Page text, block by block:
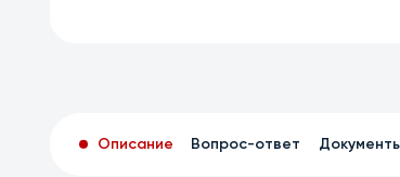
Описание Вопрос-ответ